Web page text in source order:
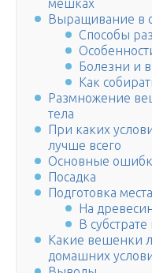
мешках
Выращивание в
Способы
Болезни и
Как
Размножение
тела
При каких
лучше всего
Основные
Посадка
Подготовка
На
В
Какие вешенки
домашних